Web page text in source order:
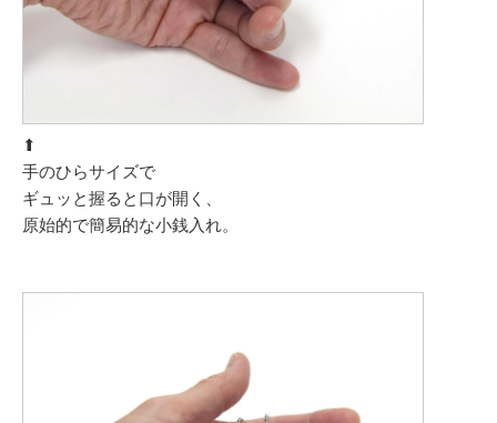
⬆︎
手のひらサイズで
ギュッと握ると口が開く、
原始的で簡易的な小銭入れ。